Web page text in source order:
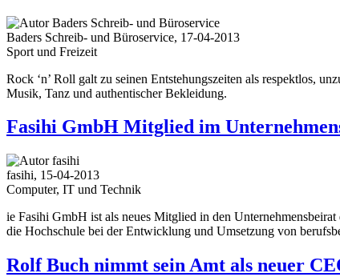
Baders Schreib- und Büroservice, 17-04-2013
Sport und Freizeit
Rock ‘n’ Roll galt zu seinen Entstehungszeiten als respektlos,
Musik, Tanz und authentischer Bekleidung.
Fasihi GmbH Mitglied im
fasihi, 15-04-2013
Computer, IT und Technik
ie Fasihi GmbH ist als neues Mitglied in den
die Hochschule bei der Entwicklung und Umsetzung von
Rolf Buch nimmt sein Amt als neuer